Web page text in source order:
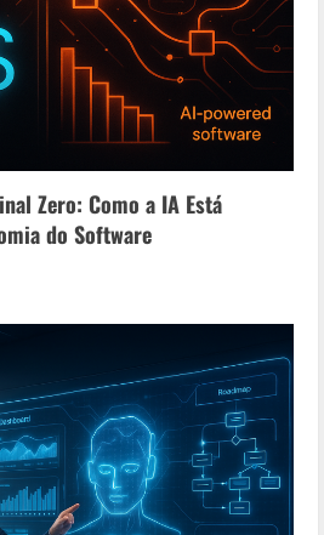
Zero: Como a IA Está
do Software